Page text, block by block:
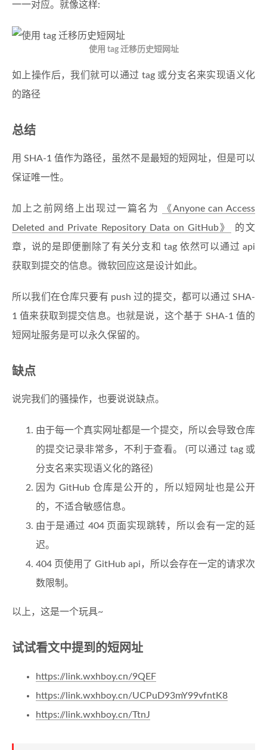
一一对应。就像这样:
使用 tag 迁移历史短网址
如上操作后，我们就可以通过 tag 或分支名来实现语义化
的路径
总结
用 SHA-1 值作为路径，虽然不是最短的短网址，但是可以
保证唯一性。
加上之前网络上出现过一篇名为
《Anyone can Access
Deleted and Private Repository Data on GitHub》
的文
章，说的是即便删除了有关分支和 tag 依然可以通过 api
获取到提交的信息。微软回应这是设计如此。
所以我们在仓库只要有 push 过的提交，都可以通过 SHA-
1 值来获取到提交信息。也就是说，这个基于 SHA-1 值的
短网址服务是可以永久保留的。
缺点
说完我们的骚操作，也要说说缺点。
由于每一个真实网址都是一个提交，所以会导致仓库
的提交记录非常多，不利于查看。 (可以通过 tag 或
分支名来实现语义化的路径)
因为 GitHub 仓库是公开的，所以短网址也是公开
的，不适合敏感信息。
由于是通过 404 页面实现跳转，所以会有一定的延
迟。
404 页使用了 GitHub api，所以会存在一定的请求次
数限制。
以上，这是一个玩具~
试试看文中提到的短网址
https://link.wxhboy.cn/9QEF
https://link.wxhboy.cn/UCPuD93mY99vfntK8
https://link.wxhboy.cn/TtnJ